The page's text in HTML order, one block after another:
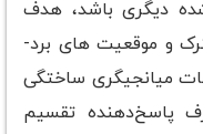
دیگری باشد، هدف
و موقعیت های برد-
میانجیگری ساختگی
پاسخ‌دهنده تقسیم